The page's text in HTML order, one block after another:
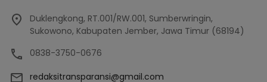
Duklengkong, RT.001/RW.001, Sumberwringin,
Sukowono, Kabupaten Jember, Jawa Timur (68194)
0838-3750-0676
redaksitransparansi@gmail.com